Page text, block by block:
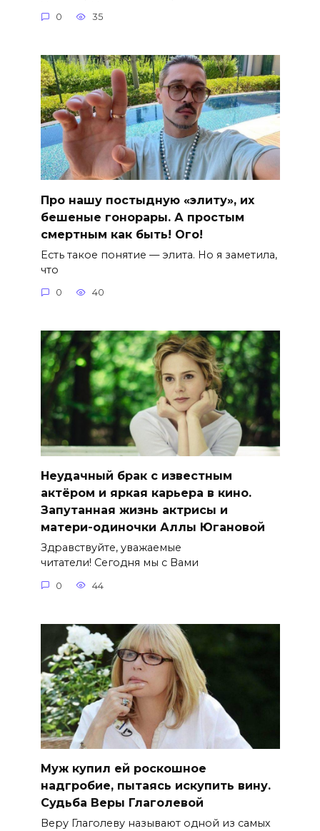
0 35
Про нашу постыдную «элиту», их
бешеные гонорары. А простым
смертным как быть! Ого!
Есть такое понятие — элита. Но я заметила,
что
0 40
Неудачный брак с известным
актёром и яркая карьера в кино.
Запутанная жизнь актрисы и
матери-одиночки Аллы Югановой
Здравствуйте, уважаемые
читатели! Сегодня мы с Вами
0 44
Муж купил ей роскошное
надгробие, пытаясь искупить вину.
Судьба Веры Глаголевой
Веру Глаголеву называют одной из самых